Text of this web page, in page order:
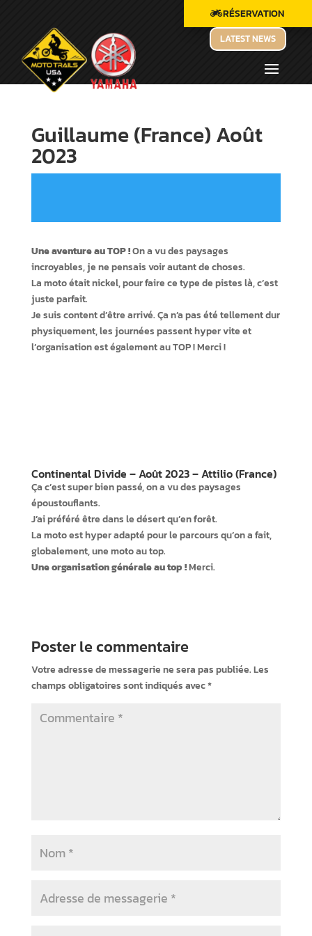
RÉSERVATION
LATEST NEWS
Guillaume (France) Août
2023
Une aventure au TOP !On a vu des paysages
incroyables, je ne pensais voir autant de choses.
La moto était nickel, pour faire ce type de pistes là, c’est
juste parfait.
Je suis content d’être arrivé. Ça n’a pas été tellement dur
physiquement, les journées passent hyper vite et
l’organisation est également au TOP ! Merci !
Continental Divide – Août 2023 – Attilio (France)
Ça c’est super bien passé, on a vu des paysages
époustouflants.
J’ai préféré être dans le désert qu’en forêt.
La moto est hyper adapté pour le parcours qu’on a fait,
globalement, une moto au top.
Une organisation générale au top !Merci.
Poster le commentaire
Votre adresse de messagerie ne sera pas publiée.Les
champs obligatoires sont indiqués avec*